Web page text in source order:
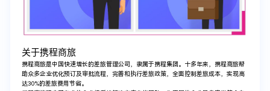
关于携程商旅
携程商旅是中国快速增长的差旅管理公司，隶属于携程集团。十多年来， 携程商旅帮
助众多企业优化预订及审批流程，完善和执行差旅政策，全面控制差旅成本，实现高
达30%的差旅费用节省。